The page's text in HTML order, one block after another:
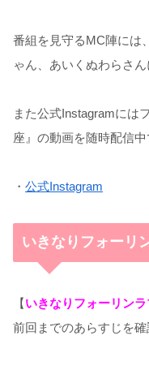
番組を見守るMC陣には
ゃん、あいくぬわらさん
また公式Instagramには
座』の動画を随時配信中
・ 公式Instagram
いきなりフォーリ
【いきなりフォーリンラ
前回までのあらすじを確